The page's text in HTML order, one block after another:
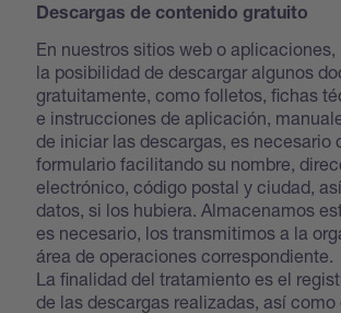
Descargas de contenido gratuito
En nuestros sitios web o
la posibilidad de descargar algunos
gratuitamente, como folletos, fichas
e instrucciones de aplicación,
de iniciar las descargas, es necesario
formulario facilitando su nombre,
electrónico, código postal y ciudad,
datos, si los hubiera. Almacenamos
es necesario, los transmitimos a la
área de operaciones correspondiente.
La finalidad del tratamiento es el
de las descargas realizadas, así como